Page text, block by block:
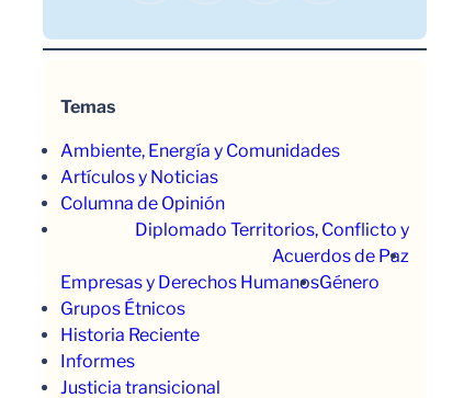
Temas
Ambiente, Energía y Comunidades
Artículos y Noticias
Columna de Opinión
Diplomado Territorios, Conflicto y
Acuerdos de Paz
Empresas y Derechos HumanosGénero
Grupos Étnicos
Historia Reciente
Informes
Justicia transicional